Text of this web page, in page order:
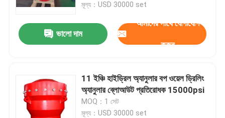
মূল্য：USD 30000 set
ভালো দাম
আমাদের সাথে যোগাযোগ
করুন
11 ইঞ্চি হাইড্রিল অ্যানুলার বপ ওয়েল ড্রিলিং
অ্যানুলার ব্লোআউট প্রতিরোধক 15000psi
MOQ：1 সেট
মূল্য：USD 30000 set